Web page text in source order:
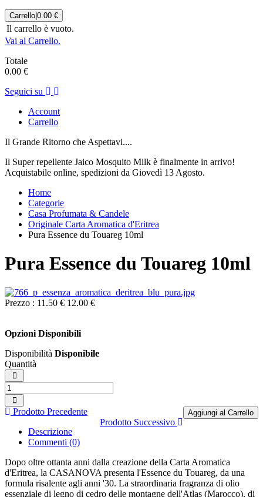
Carrello 0.00 €
Il carrello è vuoto.
Vai al Carrello.
Totale
0.00 €
Seguici su
Account
Carrello
Il Grande Ritorno che Aspettavi....
Il Super repellente Jaico Mosquito Milk è finalmente in arrivo!
Acquistabile online, spedizioni da Giovedì 13 Agosto.
Home
Categorie
Casa Profumata & Candele
Originale Carta Aromatica d'Eritrea
Pura Essence du Touareg 10ml
Pura Essence du Touareg 10ml
Prezzo : 11.50 € 12.00 €
Opzioni Disponibili
Disponibilità Disponibile
Quantità
Aggiungi al Carrello
Prodotto Precedente
Prodotto Successivo
Descrizione
Commenti (0)
Dopo oltre ottanta anni dalla creazione della Carta Aromatica
d'Eritrea, la CASANOVA presenta l'Essence du Touareg, da una
formula risalente agli anni '30. La straordinaria fragranza di olio
essenziale di legno di cedro delle montagne dell'Atlas (Marocco), di